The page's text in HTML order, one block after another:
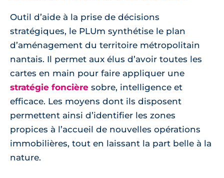
Outil d’aide à la prise de décisions
stratégiques, le PLUm synthétise le plan
d’aménagement du territoire métropolitain
nantais. Il permet aux élus d’avoir toutes les
cartes en main pour faire appliquer une
stratégie foncière sobre, intelligence et
efficace. Les moyens dont ils disposent
permettent ainsi d’identifier les zones
propices à l’accueil de nouvelles opérations
immobilières, tout en laissant la part belle à la
nature.